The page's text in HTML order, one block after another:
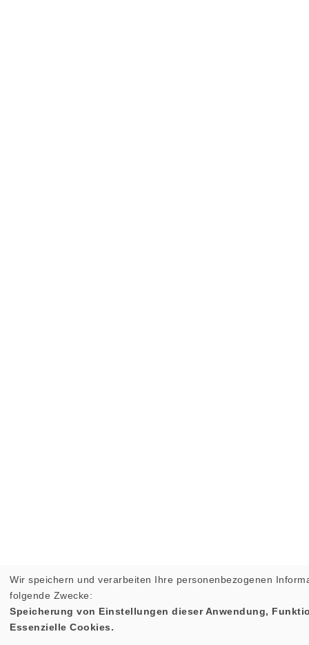
Wir speichern und verarbeiten Ihre personenbezogenen
folgende Zwecke:
Speicherung von Einstellungen dieser Anwendung,
Essenzielle Cookies.